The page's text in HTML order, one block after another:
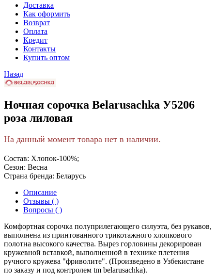
Доставка
Как оформить
Возврат
Оплата
Кредит
Контакты
Купить оптом
Назад
Ночная сорочка Belarusachka У5206
роза лиловая
На данный момент товара нет в наличии.
Состав: Хлопок-100%;
Сезон: Весна
Страна бренда: Беларусь
Описание
Отзывы ( )
Вопросы ( )
Комфортная сорочка полуприлегающего силуэта, без рукавов,
выполнена из принтованного трикотажного хлопкового
полотна высокого качества. Вырез горловины декорирован
кружевной вставкой, выполненной в технике плетения
ручного кружева "фриволите". (Произведено в Узбекистане
по заказу и под контролем tm belarusachka).